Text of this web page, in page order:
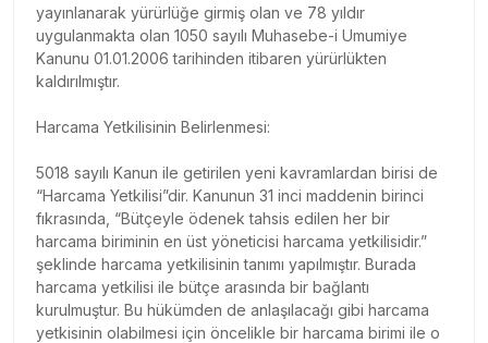
yayınlanarak yürürlüğe girmiş olan ve 78 yıldır
uygulanmakta olan 1050 sayılı Muhasebe-i Umumiye
Kanunu 01.01.2006 tarihinden itibaren yürürlükten
kaldırılmıştır.
Harcama Yetkilisinin Belirlenmesi:
5018 sayılı Kanun ile getirilen yeni kavramlardan birisi de
“Harcama Yetkilisi”dir. Kanunun 31 inci maddenin birinci
fıkrasında, “Bütçeyle ödenek tahsis edilen her bir
harcama biriminin en üst yöneticisi harcama yetkilisidir.”
şeklinde harcama yetkilisinin tanımı yapılmıştır. Burada
harcama yetkilisi ile bütçe arasında bir bağlantı
kurulmuştur. Bu hükümden de anlaşılacağı gibi harcama
yetkisinin olabilmesi için öncelikle bir harcama birimi ile o